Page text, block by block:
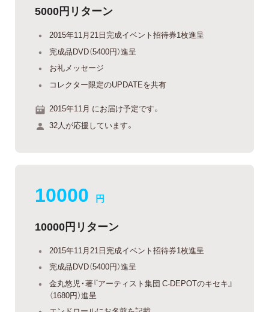
5000円リターン
2015年11月21日完成イベント招待券1枚進呈
完成品DVD（5400円）進呈
お礼メッセージ
コレクター限定のUPDATEを共有
2015年11月 にお届け予定です。
32人が応援しています。
10000 円
10000円リターン
2015年11月21日完成イベント招待券1枚進呈
完成品DVD（5400円）進呈
金丸悠児・著『アーティスト集団 C-DEPOTのキセキ』
（1680円）進呈